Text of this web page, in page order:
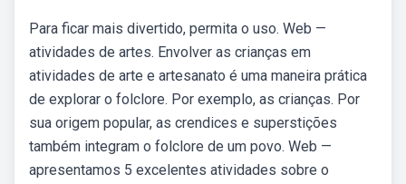
Para ficar mais divertido, permita o uso. Web —
atividades de artes. Envolver as crianças em
atividades de arte e artesanato é uma maneira prática
de explorar o folclore. Por exemplo, as crianças. Por
sua origem popular, as crendices e superstições
também integram o folclore de um povo. Web —
apresentamos 5 excelentes atividades sobre o